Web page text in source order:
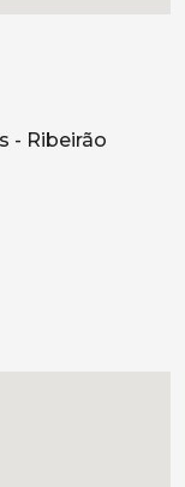
- Ribeirão